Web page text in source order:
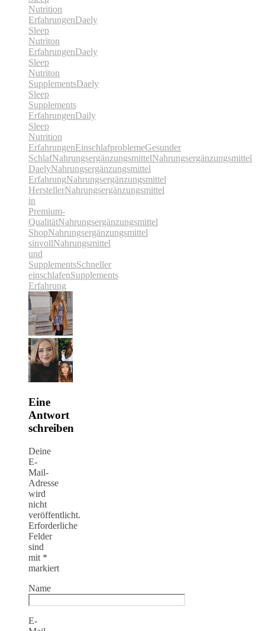
Nutrition
ErfahrungenDaely
Sleep
Nutriton
ErfahrungenDaely
Sleep
Nutriton
SupplementsDaely
Sleep
Supplements
ErfahrungenDaily
Sleep
Nutrition
ErfahrungenEinschlafproblemeGesunder
SchlafNahrungsergänzungsmittelNahrungsergänzungsmittel
DaelyNahrungsergänzungsmittel
ErfahrungNahrungsergänzungsmittel
HerstellerNahrungsergänzungsmittel
in
Premium-
QualitätNahrungsergänzungsmittel
ShopNahrungsergänzungsmittel
sinvollNahrungsmittel
und
SupplementsSchneller
einschlafenSupplements
Erfahrung
Eine
Antwort
schreiben
Deine
E-
Mail-
Adresse
wird
nicht
veröffentlicht.
Erforderliche
Felder
sind
mit *
markiert
Name
E-